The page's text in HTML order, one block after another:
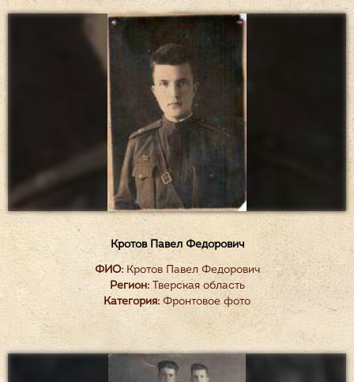
Кротов Павел Федорович
ФИО:Кротов Павел Федорович
Регион:Тверская область
Категория: Фронтовое фото